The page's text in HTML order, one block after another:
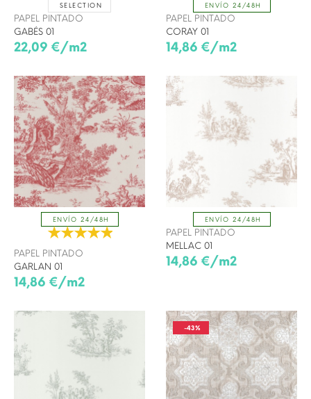
SELECTION
PAPEL PINTADO
GABÉS 01
22,09 €/m2
ENVÍO 24/48H
PAPEL PINTADO
CORAY 01
14,86 €/m2
ENVÍO 24/48H
PAPEL PINTADO
GARLAN 01
14,86 €/m2
ENVÍO 24/48H
PAPEL PINTADO
MELLAC 01
14,86 €/m2
-43%